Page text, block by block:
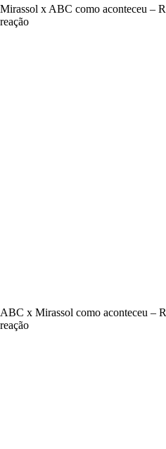
Mirassol x ABC como aconteceu –
reação
ABC x Mirassol como aconteceu –
reação